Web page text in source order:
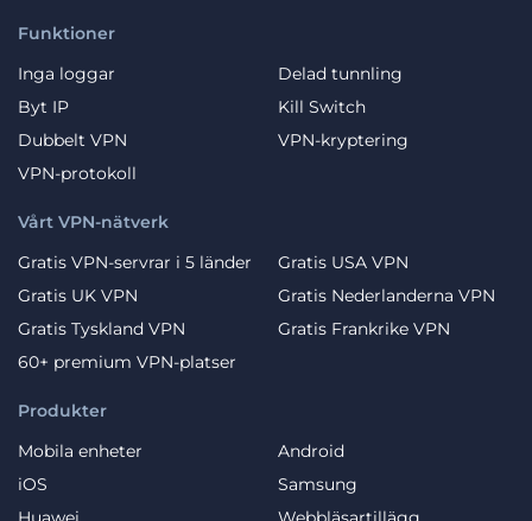
Funktioner
Inga loggar
Delad tunnling
Byt IP
Kill Switch
Dubbelt VPN
VPN-kryptering
VPN-protokoll
Produkter
Mobila enheter
Android
iOS
Samsung
Vårt VPN-nätverk
Gratis VPN-servrar i 5 länder
Gratis USA VPN
Gratis UK VPN
Gratis Nederlanderna VPN
Gratis Tyskland VPN
Gratis Frankrike VPN
60+ premium VPN-platser